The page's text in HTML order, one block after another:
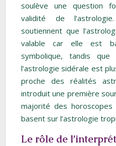
soulève une question
validité de
soutiennent que
valable car elle est
symbolique, tandis que
l’astrologie sidérale est
proche des réalités
introduit une première
majorité des
basent sur l’astrologie
Le rôle de